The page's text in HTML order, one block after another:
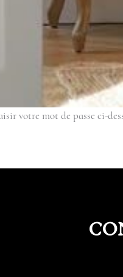
votre mot de passe ci-